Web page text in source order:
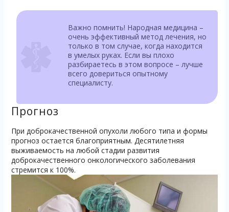
Важно помнить! Народная медицина –
очень эффективный метод лечения, но
только в том случае, когда находится
в умелых руках. Если вы плохо
разбираетесь в этом вопросе – лучше
всего довериться опытному
специалисту.
Прогноз
При доброкачественной опухоли любого типа и формы
прогноз остается благоприятным. Десятилетняя
выживаемость на любой стадии развития
доброкачественного онкологического заболевания
стремится к 100%.